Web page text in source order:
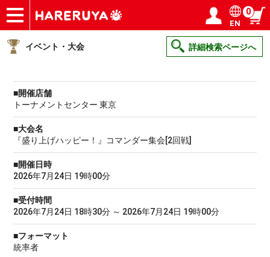
ショップ
買取
記事
デッキ検索
デッキ構築
選手一覧
店舗一覧
イベント
ヘルプ
お問い合わせ ログイン／会員登録
EN
0
イベント・大会 詳細検索ページへ
■開催店舗
トーナメントセンター 東京
■大会名
『盛り上げハッピー！』コマンダー集会[2回戦]
■開催日時
2026年7月24日 19時00分
■受付時間
2026年7月24日 18時30分 ～ 2026年7月24日 19時00分
■フォーマット
統率者